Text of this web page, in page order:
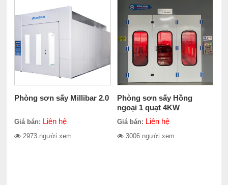
Phòng sơn sấy Millibar 2.0
Giá bán: Liên hệ
2973 người xem
Phòng sơn sấy Hồng
ngoại 1 quạt 4KW
Giá bán: Liên hệ
3006 người xem